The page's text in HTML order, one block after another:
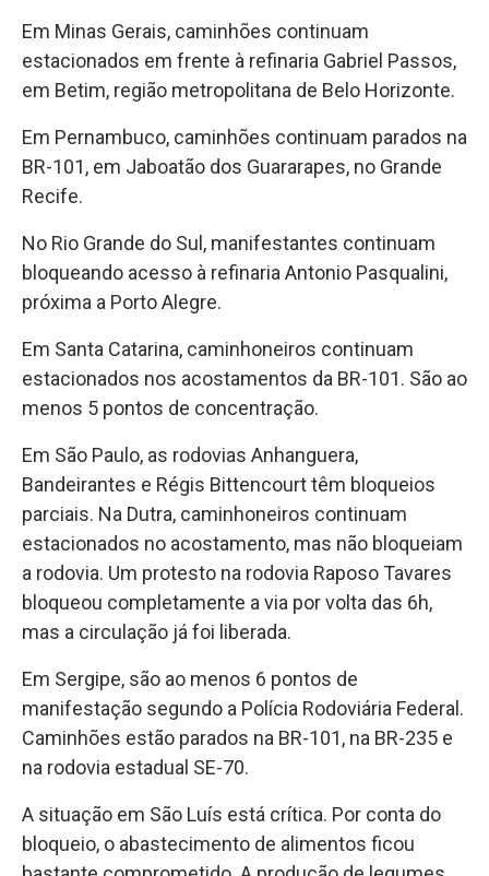
Em Minas Gerais, caminhões continuam
estacionados em frente à refinaria Gabriel Passos,
em Betim, região metropolitana de Belo Horizonte.
Em Pernambuco, caminhões continuam parados na
BR-101, em Jaboatão dos Guararapes, no Grande
Recife.
No Rio Grande do Sul, manifestantes continuam
bloqueando acesso à refinaria Antonio Pasqualini,
próxima a Porto Alegre.
Em Santa Catarina, caminhoneiros continuam
estacionados nos acostamentos da BR-101. São ao
menos 5 pontos de concentração.
Em São Paulo, as rodovias Anhanguera,
Bandeirantes e Régis Bittencourt têm bloqueios
parciais. Na Dutra, caminhoneiros continuam
estacionados no acostamento, mas não bloqueiam
a rodovia. Um protesto na rodovia Raposo Tavares
bloqueou completamente a via por volta das 6h,
mas a circulação já foi liberada.
Em Sergipe, são ao menos 6 pontos de
manifestação segundo a Polícia Rodoviária Federal.
Caminhões estão parados na BR-101, na BR-235 e
na rodovia estadual SE-70.
A situação em São Luís está crítica. Por conta do
bloqueio, o abastecimento de alimentos ficou